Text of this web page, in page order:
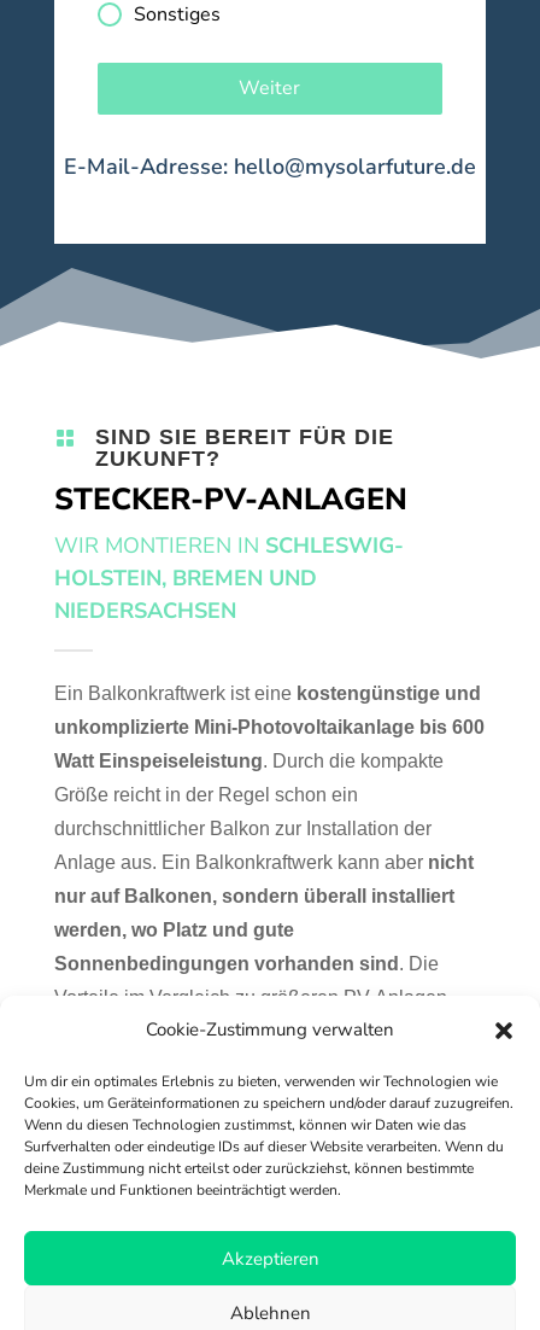
Cookie-Zustimmung verwalten
Um dir ein optimales Erlebnis zu bieten, verwenden wir Technologien wie
Cookies, um Geräteinformationen zu speichern und/oder darauf zuzugreifen.
Wenn du diesen Technologien zustimmst, können wir Daten wie das
Surfverhalten oder eindeutige IDs auf dieser Website verarbeiten. Wenn du
deine Zustimmung nicht erteilst oder zurückziehst, können bestimmte
Merkmale und Funktionen beeinträchtigt werden.
Akzeptieren
Ablehnen
Sonstiges
Weiter
E-Mail-Adresse: hello@mysolarfuture.de

SIND SIE BEREIT FÜR DIE
ZUKUNFT?
STECKER-PV-ANLAGEN
WIR MONTIEREN IN SCHLESWIG-
HOLSTEIN, BREMEN UND
NIEDERSACHSEN
Ein Balkonkraftwerk ist eine kostengünstige und
unkomplizierte Mini-Photovoltaikanlage bis 600
Watt Einspeiseleistung. Durch die kompakte
Größe reicht in der Regel schon ein
durchschnittlicher Balkon zur Installation der
Anlage aus. Ein Balkonkraftwerk kann aber nicht
nur auf Balkonen, sondern überall installiert
werden, wo Platz und gute
Sonnenbedingungen vorhanden sind . Die
Vorteile im Vergleich zu größeren PV-Anlagen
sind die niedrigen Anschaffungskosten und eine
FAQ Balkonkraftwerk
Versand & Zahlung
Richtlinie für Rückerstattungen und Rückgaben
FAQ Impressum